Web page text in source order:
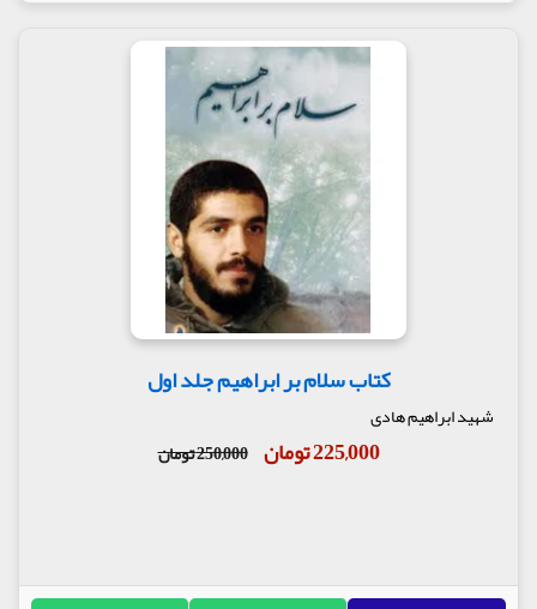
کتاب سلام بر ابراهیم جلد اول
شهید ابراهیم هادی
225,000 تومان 250,000 تومان